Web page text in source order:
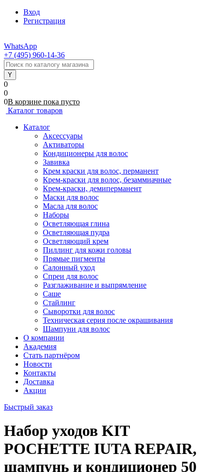
Вход
Регистрация
WhatsApp
+7 (495) 960-14-36
0
0
0В корзине пока пусто
Каталог товаров
Каталог
Аксессуары
Активаторы
Кондиционеры для волос
Завивка
Крем краски для волос, перманент
Крем-краски для волос, безаммиачные
Крем-краски, демиперманент
Маски для волос
Масла для волос
Наборы
Осветляющая глина
Осветляющая пудра
Осветляющий крем
Пиллинг для кожи головы
Прямые пигменты
Салонный уход
Спреи для волос
Разглаживание и выпрямление
Саше
Стайлинг
Сыворотки для волос
Техническая серия после окрашивания
Шампуни для волос
О компании
Академия
Стать партнёром
Новости
Контакты
Доставка
Акции
Быстрый заказ
Набор уходов KIT
POCHETTE IUTA REPAIR,
шампунь и кондиционер 50